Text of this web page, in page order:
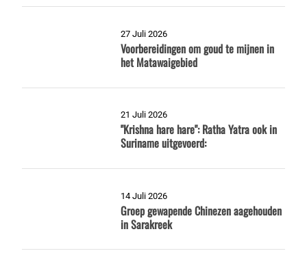
27 Juli 2026
Voorbereidingen om goud te mijnen in
het Matawaigebied
21 Juli 2026
"Krishna hare hare": Ratha Yatra ook in
Suriname uitgevoerd:
14 Juli 2026
Groep gewapende Chinezen aagehouden
in Sarakreek